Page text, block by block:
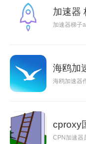
加速器
加速器梯子
海鸥加
海鸥加速器
cproxy
CPN加速器